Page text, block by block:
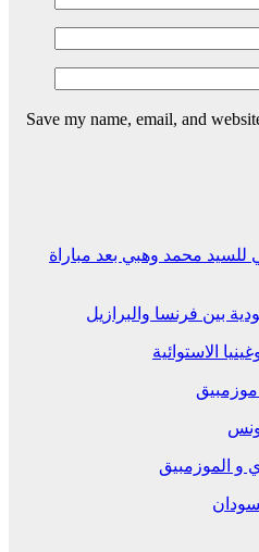
Save my name, email, and
للسيد محمد وهبي بعد مباراة
بين فرنسا والبرازيل
الاستوائية
و الموزمبيق